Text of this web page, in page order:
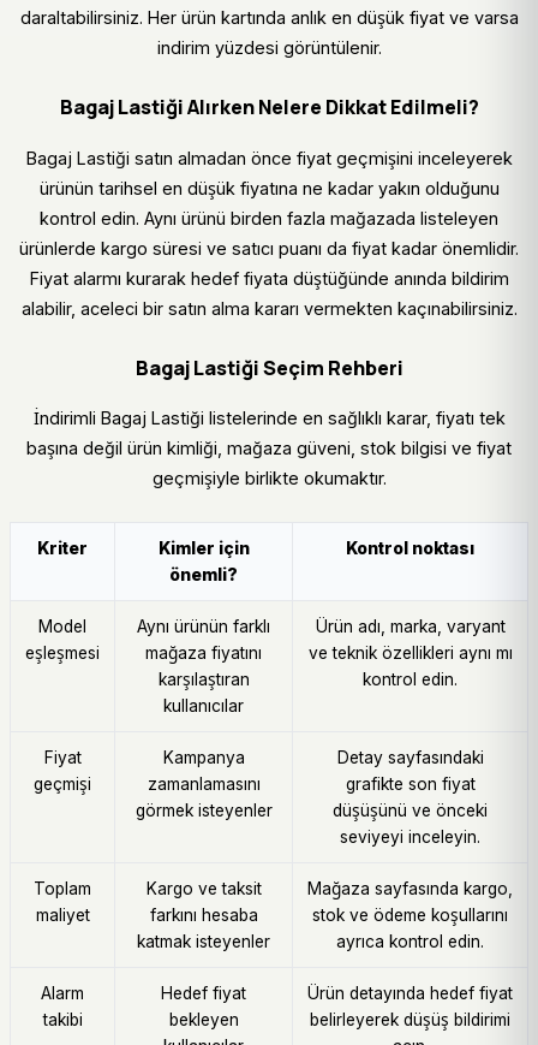
daraltabilirsiniz. Her ürün kartında anlık en düşük fiyat ve varsa
indirim yüzdesi görüntülenir.
Bagaj Lastiği Alırken Nelere Dikkat Edilmeli?
Bagaj Lastiği satın almadan önce fiyat geçmişini inceleyerek
ürünün tarihsel en düşük fiyatına ne kadar yakın olduğunu
kontrol edin. Aynı ürünü birden fazla mağazada listeleyen
ürünlerde kargo süresi ve satıcı puanı da fiyat kadar önemlidir.
Fiyat alarmı kurarak hedef fiyata düştüğünde anında bildirim
alabilir, aceleci bir satın alma kararı vermekten kaçınabilirsiniz.
Bagaj Lastiği Seçim Rehberi
İndirimli Bagaj Lastiği listelerinde en sağlıklı karar, fiyatı tek
başına değil ürün kimliği, mağaza güveni, stok bilgisi ve fiyat
geçmişiyle birlikte okumaktır.
Kriter
Kimler için
önemli?
Kontrol noktası
Model
eşleşmesi
Aynı ürünün farklı
mağaza fiyatını
karşılaştıran
kullanıcılar
Ürün adı, marka, varyant
ve teknik özellikleri aynı mı
kontrol edin.
Fiyat
geçmişi
Kampanya
zamanlamasını
görmek isteyenler
Detay sayfasındaki
grafikte son fiyat
düşüşünü ve önceki
seviyeyi inceleyin.
Toplam
maliyet
Kargo ve taksit
farkını hesaba
katmak isteyenler
Mağaza sayfasında kargo,
stok ve ödeme koşullarını
ayrıca kontrol edin.
Alarm
takibi
Hedef fiyat
bekleyen
Ürün detayında hedef fiyat
belirleyerek düşüş bildirimi